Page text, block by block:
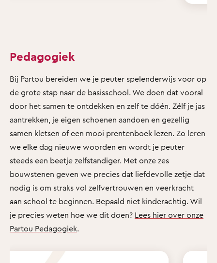
Pedagogiek
Bij Partou bereiden we je peuter spelenderwijs voor op
de grote stap naar de basisschool. We doen dat vooral
door het samen te ontdekken en zelf te dóén. Zélf je jas
aantrekken, je eigen schoenen aandoen en gezellig
samen kletsen of een mooi prentenboek lezen. Zo leren
we elke dag nieuwe woorden en wordt je peuter
steeds een beetje zelfstandiger. Met onze zes
bouwstenen geven we precies dat liefdevolle zetje dat
nodig is om straks vol zelfvertrouwen en veerkracht
aan school te beginnen. Bepaald niet kinderachtig. Wil
je precies weten hoe we dit doen? Lees hier over onze
Partou Pedagogiek.